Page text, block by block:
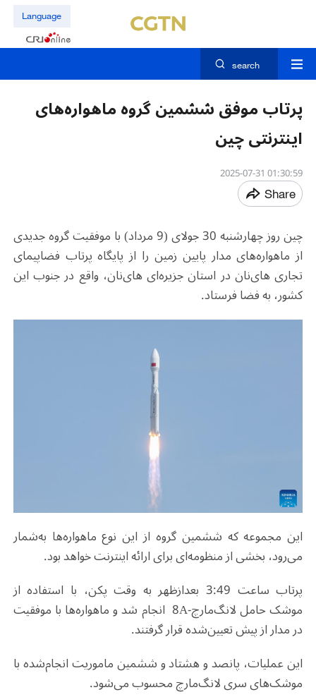
Language
search
پرتاب موفق ششمین گروه ماهواره‌های
اینترنتی چین
01:30:59 2025-07-31
Share
چین روز چهارشنبه 30 جولای (9 مرداد) با موفقیت گروه جدیدی
از ماهواره‌های مدار پایین زمین را از پایگاه پرتاب فضاپیمای
تجاری های‌نان در استان جزیره‌ای های‌نان، واقع در جنوب این
کشور، به فضا فرستاد.
این مجموعه که ششمین گروه از این نوع ماهواره‌ها به‌شمار
می‌رود، بخشی از منظومه‌ای برای ارائه اینترنت خواهد بود.
پرتاب ساعت 3:49 بعدازظهر به وقت پکن، با استفاده از
موشک حامل لانگ‌مارچ-8A انجام شد و ماهواره‌ها با موفقیت
در مدار از پیش تعیین‌شده قرار گرفتند.
این عملیات، پانصد و هشتاد و ششمین ماموریت انجام‌شده با
موشک‌های سریلانگ‌مارچمحسوب می‌شود.